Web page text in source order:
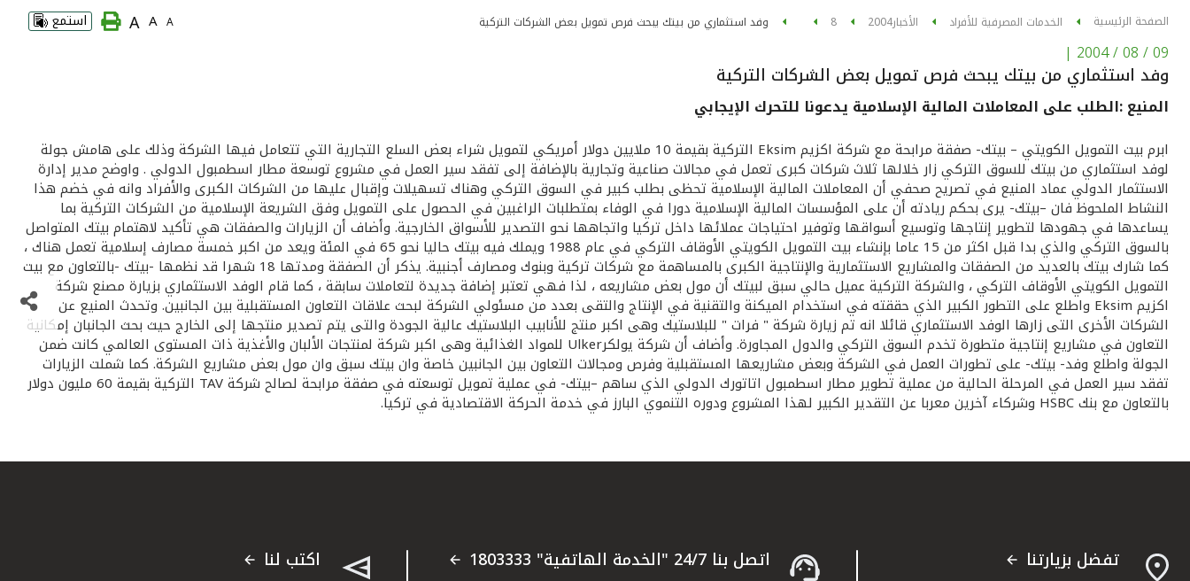
الصفحة الرئيسية الخدمات المصرفية للأفراد الأخبار2004
8 وفد استثماري من بيتك يبحث فرص تمويل بعض الشركات التركية A
A
A استمع
09 / 08 / 2004
|
وفد استثماري من بيتك يبحث فرص تمويل بعض الشركات التركية
المنيع :الطلب على المعاملات المالية الإسلامية يدعونا للتحرك الإيجابي
ابرم بيت التمويل الكويتي – بيتك- صفقة مرابحة مع شركة اكزيم Eksim التركية بقيمة 10 ملايين دولار أمريكي لتمويل شراء بعض السلع التجارية التي تتعامل فيها الشركة وذلك على هامش جولة
لوفد استثماري من بيتك للسوق التركي زار خلالها ثلاث شركات كبرى تعمل في مجالات صناعية وتجارية بالإضافة إلى تفقد سير العمل في مشروع توسعة مطار اسطمبول الدولي . واوضح مدير إدارة
الاستثمار الدولي عماد المنيع في تصريح صحفي أن المعاملات المالية الإسلامية تحظى بطلب كبير في السوق التركي وهناك تسهيلات وإقبال عليها من الشركات الكبرى والأفراد وانه في خضم هذا
النشاط الملحوظ فان –بيتك- يرى بحكم ريادته أن على المؤسسات المالية الإسلامية دورا في الوفاء بمتطلبات الراغبين في الحصول على التمويل وفق الشريعة الإسلامية من الشركات التركية بما
يساعدها في جهودها لتطوير إنتاجها وتوسيع أسواقها وتوفير احتياجات عملائها داخل تركيا واتجاهها نحو التصدير للأسواق الخارجية. وأضاف أن الزيارات والصفقات هي تأكيد لاهتمام بيتك المتواصل
بالسوق التركي والذي بدا قبل اكثر من 15 عاما بإنشاء بيت التمويل الكويتي الأوقاف التركي في عام 1988 ويملك فيه بيتك حاليا نحو 65 في المئة ويعد من اكبر خمسة مصارف إسلامية تعمل هناك ،
كما شارك بيتك بالعديد من الصفقات والمشاريع الاستثمارية والإنتاجية الكبرى بالمساهمة مع شركات تركية وبنوك ومصارف أجنبية. يذكر أن الصفقة ومدتها 18 شهرا قد نظمها -بيتك -بالتعاون مع بيت
التمويل الكويتي الأوقاف التركي ، والشركة التركية عميل حالي سبق لبيتك أن مول بعض مشاريعه ، لذا فهي تعتبر إضافة جديدة لتعاملات سابقة ، كما قام الوفد الاستثماري بزيارة مصنع شركة
اكزيم Eksim واطلع على التطور الكبير الذي حققته في استخدام الميكنة والتقنية في الإنتاج والتقى بعدد من مسئولي الشركة لبحث علاقات التعاون المستقبلية بين الجانبين. وتحدث المنيع عن
الشركات الأخرى التى زارها الوفد الاستثماري قائلا انه تم زيارة شركة " فرات " للبلاستيك وهى اكبر منتج للأنابيب البلاستيك عالية الجودة والتى يتم تصدير منتجها إلى الخارج حيث بحث الجانبان إمكانية
التعاون في مشاريع إنتاجية متطورة تخدم السوق التركي والدول المجاورة. وأضاف أن شركة يولكرUlker للمواد الغذائية وهى اكبر شركة لمنتجات الألبان والأغذية ذات المستوى العالمي كانت ضمن
الجولة واطلع وفد- بيتك- على تطورات العمل في الشركة وبعض مشاريعها المستقبلية وفرص ومجالات التعاون بين الجانبين خاصة وان بيتك سبق وان مول بعض مشاريع الشركة. كما شملت الزيارات
تفقد سير العمل في المرحلة الحالية من عملية تطوير مطار اسطمبول اتاتورك الدولي الذي ساهم –بيتك- في عملية تمويل توسعته في صفقة مرابحة لصالح شركة TAV التركية بقيمة 60 مليون دولار
بالتعاون مع بنك HSBC وشركاء آخرين معربا عن التقدير الكبير لهذا المشروع ودوره التنموي البارز في خدمة الحركة الاقتصادية في تركيا.
تفضل بزيارتنا اتصل بنا 24/7 "الخدمة الهاتفية" 1803333 اكتب لنا